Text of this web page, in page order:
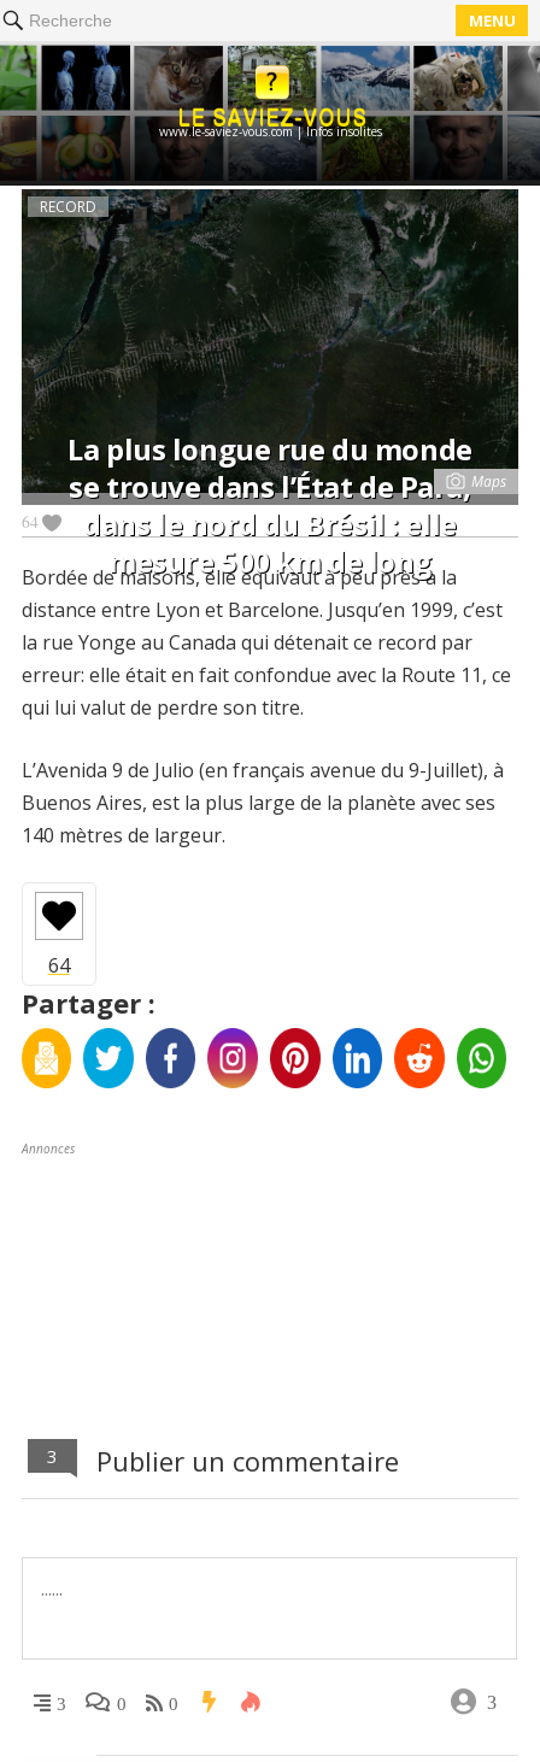
Recherche MENU
www.le-saviez-vous.com | Infos insolites
RECORD
La plus longue rue du monde
se trouve dans l’État de Pará,
dans le nord du Brésil : elle
mesure 500 km de long
Maps
64
Bordée de maisons, elle équivaut à peu près à la
distance entre Lyon et Barcelone. Jusqu’en 1999, c’est
la rue Yonge au Canada qui détenait ce record par
erreur: elle était en fait confondue avec la Route 11, ce
qui lui valut de perdre son titre.
L’Avenida 9 de Julio (en français avenue du 9-Juillet), à
Buenos Aires, est la plus large de la planète avec ses
140 mètres de largeur.
Partager :
Annonces
3 Publier un commentaire
3 0 0 3